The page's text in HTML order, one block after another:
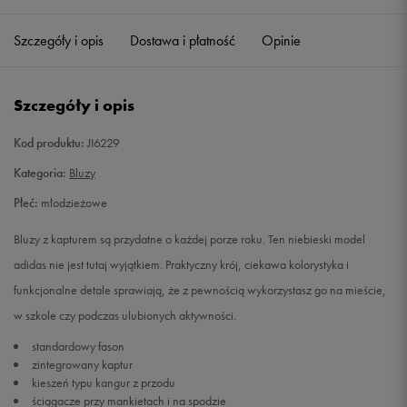
140 Powiadom o dostępności
164
176
Szczegóły i opis Dostawa i płatność Opinie
Szczegóły i opis
Kod produktu:JI6229
Kategoria: Bluzy
Płeć: młodzieżowe
Bluzy z kapturem są przydatne o każdej porze roku. Ten niebieski model
adidas nie jest tutaj wyjątkiem. Praktyczny krój, ciekawa kolorystyka i
funkcjonalne detale sprawiają, że z pewnością wykorzystasz go na mieście,
w szkole czy podczas ulubionych aktywności.
standardowy fason
zintegrowany kaptur
kieszeń typu kangur z przodu
ściągacze przy mankietach i na spodzie